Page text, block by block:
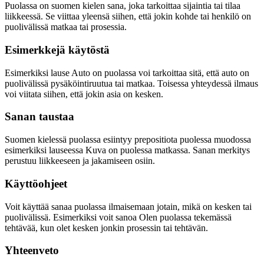
Puolassa on suomen kielen sana, joka tarkoittaa sijaintia tai tilaa
liikkeessä. Se viittaa yleensä siihen, että jokin kohde tai henkilö on
puolivälissä matkaa tai prosessia.
Esimerkkejä käytöstä
Esimerkiksi lause Auto on puolassa voi tarkoittaa sitä, että auto on
puolivälissä pysäköintiruutua tai matkaa. Toisessa yhteydessä ilmaus
voi viitata siihen, että jokin asia on kesken.
Sanan taustaa
Suomen kielessä puolassa esiintyy prepositiota puolessa muodossa
esimerkiksi lauseessa Kuva on puolessa matkassa. Sanan merkitys
perustuu liikkeeseen ja jakamiseen osiin.
Käyttöohjeet
Voit käyttää sanaa puolassa ilmaisemaan jotain, mikä on kesken tai
puolivälissä. Esimerkiksi voit sanoa Olen puolassa tekemässä
tehtävää, kun olet kesken jonkin prosessin tai tehtävän.
Yhteenveto